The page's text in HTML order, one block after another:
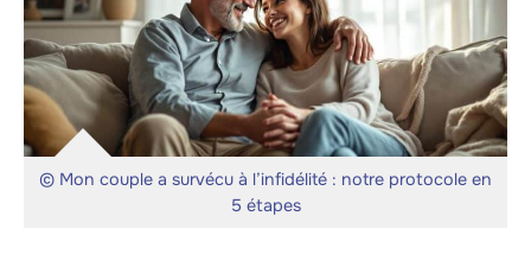
© Mon couple a survécu à l’infidélité : notre protocole en
5 étapes